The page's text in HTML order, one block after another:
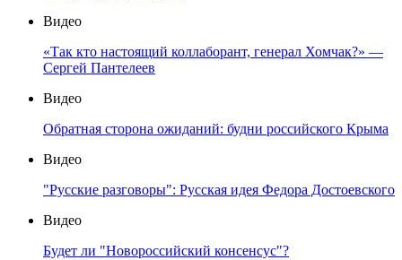
Видео
«Так кто настоящий коллаборант, генерал Хомчак?» —
Сергей Пантелеев
Видео
Обратная сторона ожиданий: будни российского Крыма
Видео
"Русские разговоры": Русская идея Федора Достоевского
Видео
Будет ли "Новороссийский консенсус"?